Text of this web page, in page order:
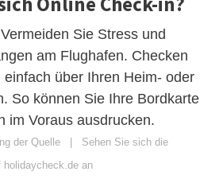
Sie Stress und
am Flughafen. Checken
einfach über Ihren Heim- oder
So können Sie Ihre Bordkarte
im Voraus ausdrucken.
der Quelle | Sehen Sie sich die
holidaycheck.de an